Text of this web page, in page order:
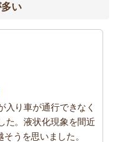
い
入り車が通行できなく
た。液状化現象を間近
うを思いました。